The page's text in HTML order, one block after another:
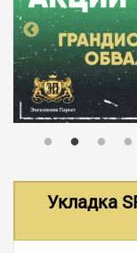
В НАЛИЧИИ
АКЦИИ
Укладка